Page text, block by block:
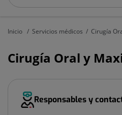
Inicio Servicios médicos Cirugía
Cirugía Oral y
Responsables y